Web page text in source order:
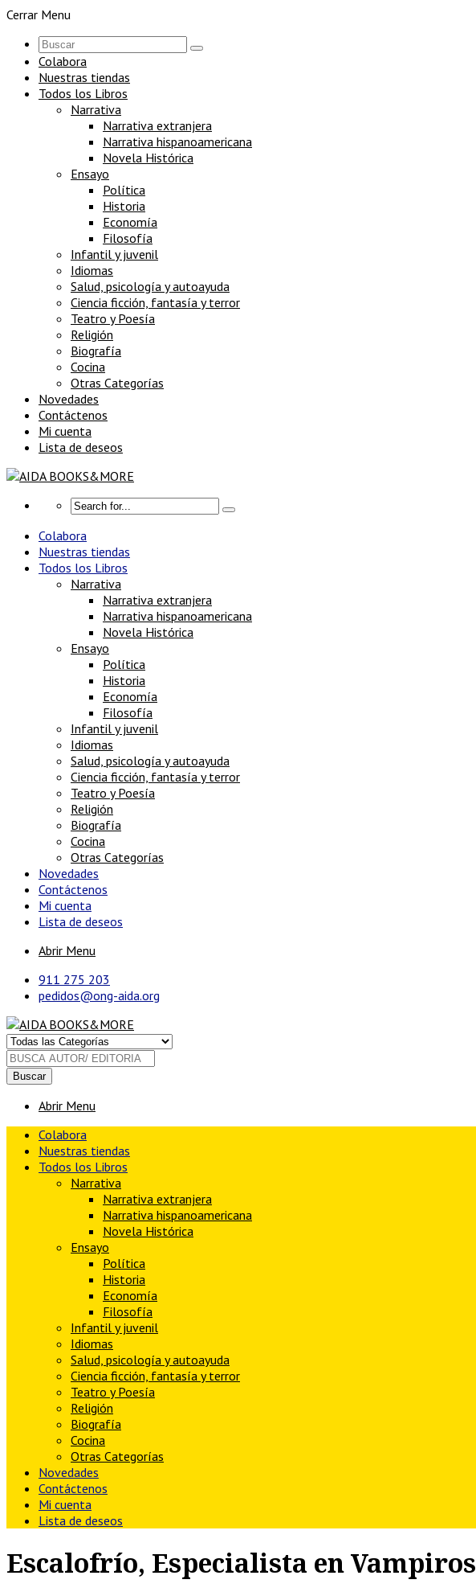
Cerrar Menu
Colabora
Nuestras tiendas
Todos los Libros
Narrativa
Narrativa extranjera
Narrativa hispanoamericana
Novela Histórica
Ensayo
Política
Historia
Economía
Filosofía
Infantil y juvenil
Idiomas
Salud, psicología y autoayuda
Ciencia ficción, fantasía y terror
Teatro y Poesía
Religión
Biografía
Cocina
Otras Categorías
Novedades
Contáctenos
Mi cuenta
Lista de deseos
Colabora
Nuestras tiendas
Todos los Libros
Narrativa
Narrativa extranjera
Narrativa hispanoamericana
Novela Histórica
Ensayo
Política
Historia
Economía
Filosofía
Infantil y juvenil
Idiomas
Salud, psicología y autoayuda
Ciencia ficción, fantasía y terror
Teatro y Poesía
Religión
Biografía
Cocina
Otras Categorías
Novedades
Contáctenos
Mi cuenta
Lista de deseos
Abrir Menu
911 275 203
pedidos@ong-aida.org
Buscar
Abrir Menu
Colabora
Nuestras tiendas
Todos los Libros
Narrativa
Narrativa extranjera
Narrativa hispanoamericana
Novela Histórica
Ensayo
Política
Historia
Economía
Filosofía
Infantil y juvenil
Idiomas
Salud, psicología y autoayuda
Ciencia ficción, fantasía y terror
Teatro y Poesía
Religión
Biografía
Cocina
Otras Categorías
Novedades
Contáctenos
Mi cuenta
Lista de deseos
Escalofrío, Especialista en Vampiros